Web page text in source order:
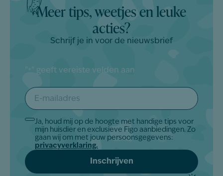
Meer tips, weetjes en leuke
acties?
Schrijf je in voor de nieuwsbrief
" * " geeft vereiste velden aan
E-
mailadres
*
Akkoord
Ja, houd mij op de hoogte met handige tips voor
mijn huisdier en exclusieve Figo aanbiedingen. Zo
gaan wij om met jouw persoonsgegevens:
privacyverklaring.